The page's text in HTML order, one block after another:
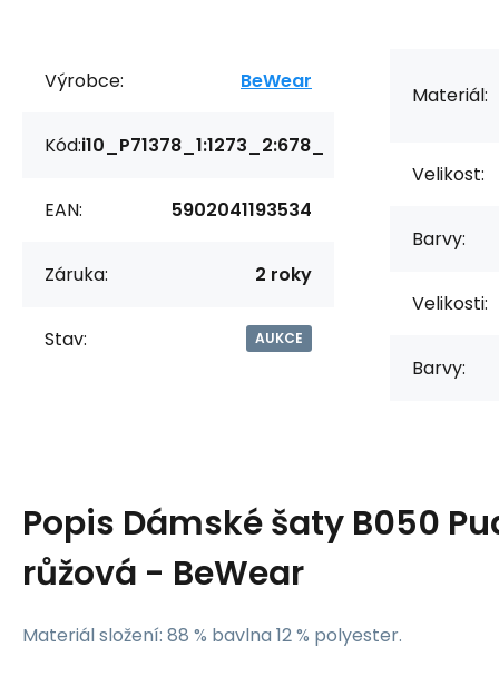
Výrobce: BeWear
Kód:i10_P71378_1:1273_2:678_
EAN: 5902041193534
Záruka: 2 roky
Stav: AUKCE
Materiál:
Velikost:
Barvy:
Velikosti:
Barvy:
Popis Dámské šaty B050
růžová - BeWear
Materiál složení: 88 % bavlna 12 % polyester.